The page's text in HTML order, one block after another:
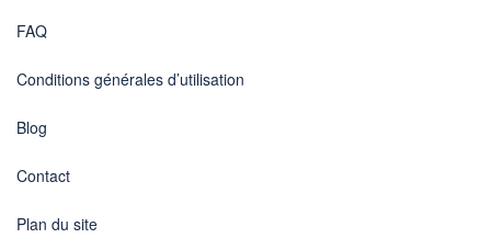
FAQ
Conditions générales d’utilisation
Blog
Contact
Plan du site